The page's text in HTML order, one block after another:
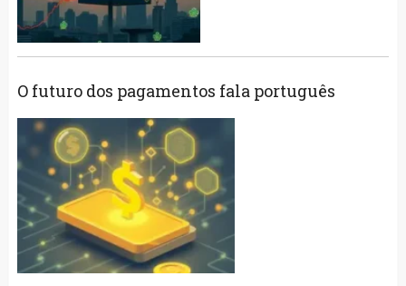
O futuro dos pagamentos fala português